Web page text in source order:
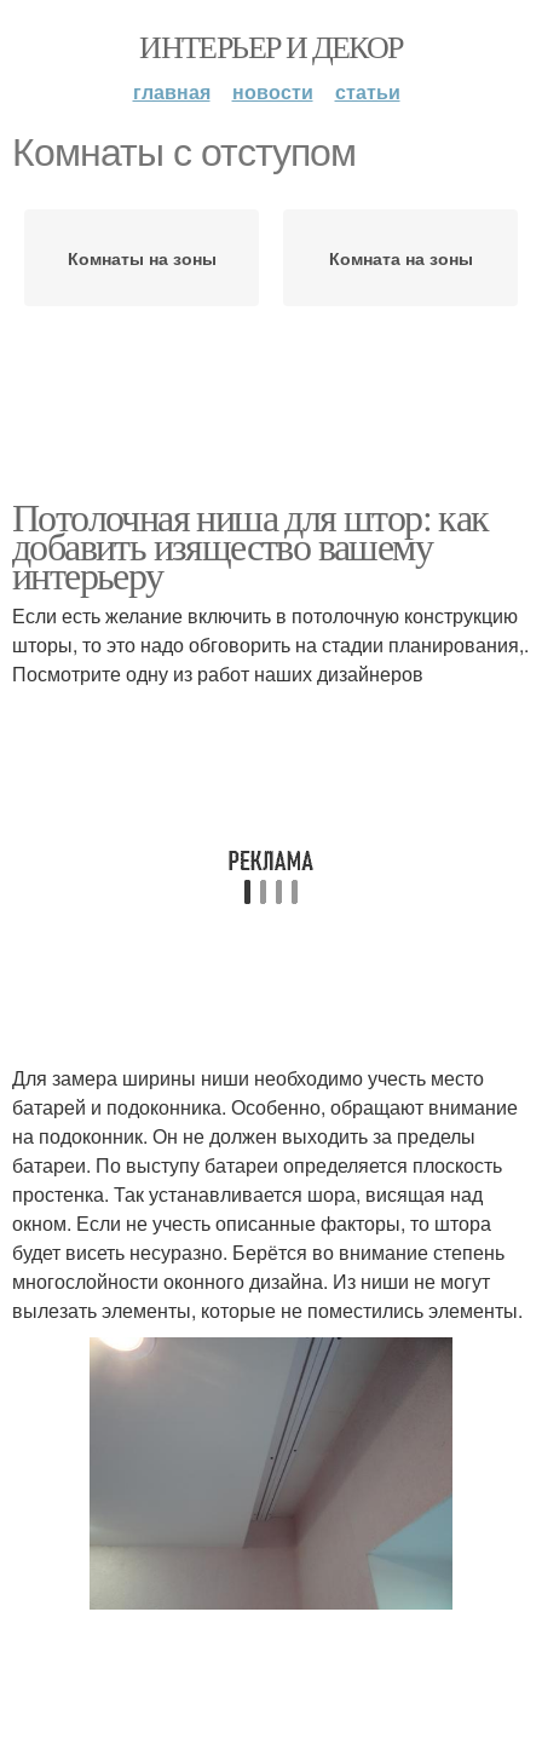
ИНТЕРЬЕР И ДЕКОР
главная новости статьи
Комнаты с отступом
Комнаты на зоны Комната на зоны
Потолочная ниша для штор: как
добавить изящество вашему
интерьеру
Если есть желание включить в потолочную конструкцию
шторы, то это надо обговорить на стадии планирования,.
Посмотрите одну из работ наших дизайнеров
Для замера ширины ниши необходимо учесть место
батарей и подоконника. Особенно, обращают внимание
на подоконник. Он не должен выходить за пределы
батареи. По выступу батареи определяется плоскость
простенка. Так устанавливается шора, висящая над
окном. Если не учесть описанные факторы, то штора
будет висеть несуразно. Берётся во внимание степень
многослойности оконного дизайна. Из ниши не могут
вылезать элементы, которые не поместились элементы.